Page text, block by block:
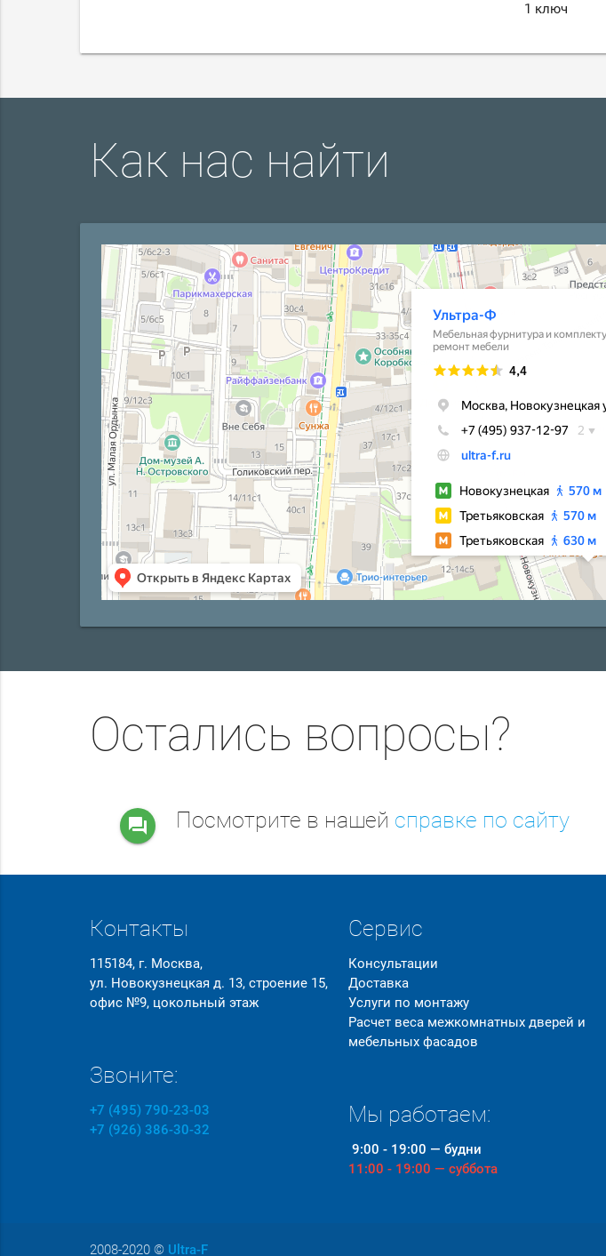
1 ключ
Как нас найти
Остались вопросы?
question_answer Посмотрите в нашей справке по сайту
Контакты
115184, г. Москва,
ул. Новокузнецкая д. 13, строение 15,
офис №9, цокольный этаж
Звоните:
+7 (495) 790-23-03
+7 (926) 386-30-32
Сервис
Консультации
Доставка
Услуги по монтажу
Расчет веса межкомнатных дверей и
мебельных фасадов
Мы работаем:
9:00 - 19:00 — будни
11:00 - 19:00 — суббота
2008-2020© Ultra-F